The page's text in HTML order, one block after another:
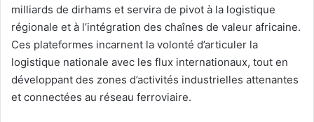
milliards de dirhams et servira de pivot à la logistique
régionale et à l’intégration des chaînes de valeur africaine.
Ces plateformes incarnent la volonté d’articuler la
logistique nationale avec les flux internationaux, tout en
développant des zones d’activités industrielles attenantes
et connectées au réseau ferroviaire.